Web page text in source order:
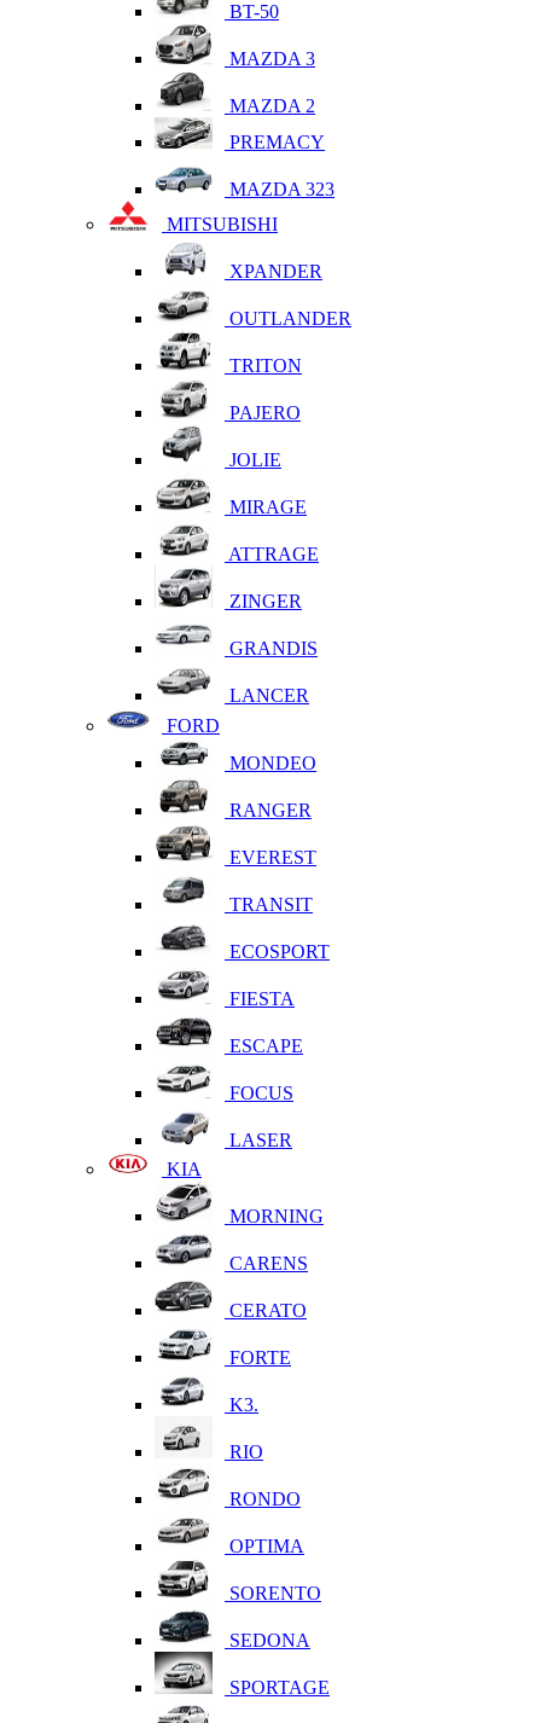
BT-50
MAZDA 3
MAZDA 2
PREMACY
MAZDA 323
MITSUBISHI
XPANDER
OUTLANDER
TRITON
PAJERO
JOLIE
MIRAGE
ATTRAGE
ZINGER
GRANDIS
LANCER
FORD
MONDEO
RANGER
EVEREST
TRANSIT
ECOSPORT
FIESTA
ESCAPE
FOCUS
LASER
KIA
MORNING
CARENS
CERATO
FORTE
K3.
RIO
RONDO
OPTIMA
SORENTO
SEDONA
SPORTAGE